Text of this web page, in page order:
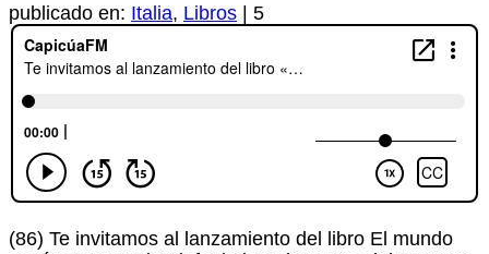
publicado en: Italia, Libros 5
(86) Te invitamos al lanzamiento del libro El mundo